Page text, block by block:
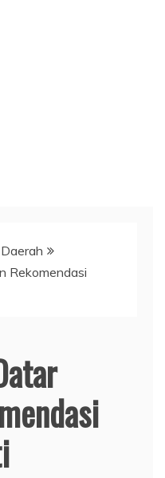
Daerah
Rekomendasi